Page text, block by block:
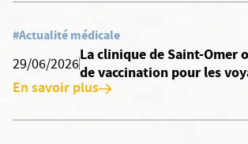
#Actualité médicale
29/06/2026
La clinique de Saint-Omer
de vaccination pour les
En savoir plus